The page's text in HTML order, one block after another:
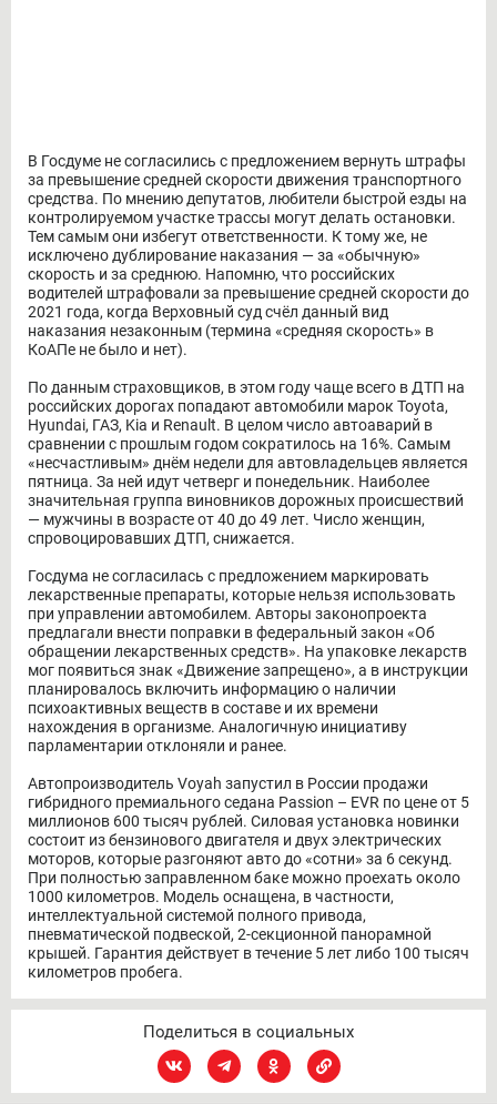
В Госдуме не согласились с предложением вернуть штрафы
за превышение средней скорости движения транспортного
средства. По мнению депутатов, любители быстрой езды на
контролируемом участке трассы могут делать остановки.
Тем самым они избегут ответственности. К тому же, не
исключено дублирование наказания — за «обычную»
скорость и за среднюю. Напомню, что российских
водителей штрафовали за превышение средней скорости до
2021 года, когда Верховный суд счёл данный вид
наказания незаконным (термина «средняя скорость» в
КоАПе не было и нет).
По данным страховщиков, в этом году чаще всего в ДТП на
российских дорогах попадают автомобили марок Toyota,
Hyundai, ГАЗ, Kia и Renault. В целом число автоаварий в
сравнении с прошлым годом сократилось на 16%. Самым
«несчастливым» днём недели для автовладельцев является
пятница. За ней идут четверг и понедельник. Наиболее
значительная группа виновников дорожных происшествий
— мужчины в возрасте от 40 до 49 лет. Число женщин,
спровоцировавших ДТП, снижается.
Госдума не согласилась с предложением маркировать
лекарственные препараты, которые нельзя использовать
при управлении автомобилем. Авторы законопроекта
предлагали внести поправки в федеральный закон «Об
обращении лекарственных средств». На упаковке лекарств
мог появиться знак «Движение запрещено», а в инструкции
планировалось включить информацию о наличии
психоактивных веществ в составе и их времени
нахождения в организме. Аналогичную инициативу
парламентарии отклоняли и ранее.
Автопроизводитель Voyah запустил в России продажи
гибридного премиального седана Passion – EVR по цене от 5
миллионов 600 тысяч рублей. Силовая установка новинки
состоит из бензинового двигателя и двух электрических
моторов, которые разгоняют авто до «сотни» за 6 секунд.
При полностью заправленном баке можно проехать около
1000 километров. Модель оснащена, в частности,
интеллектуальной системой полного привода,
пневматической подвеской, 2-секционной панорамной
крышей. Гарантия действует в течение 5 лет либо 100 тысяч
километров пробега.
Поделиться в социальных